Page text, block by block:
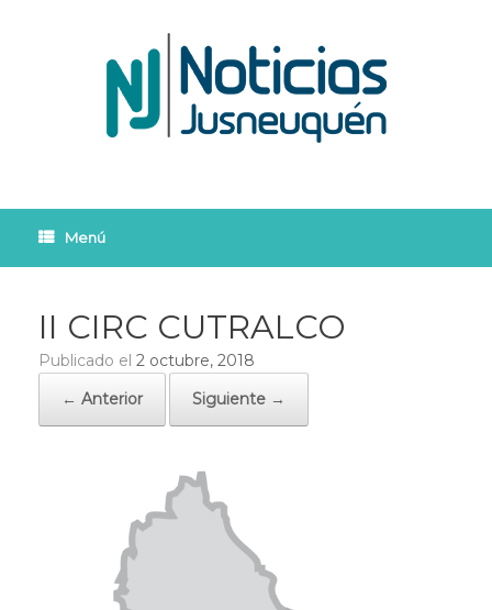
Menú
II CIRC CUTRALCO
Publicado el 2 octubre, 2018
← Anterior
Siguiente →